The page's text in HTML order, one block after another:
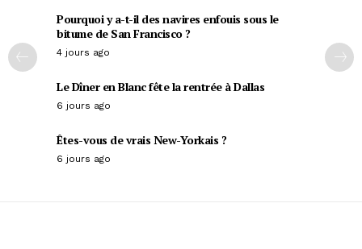
Pourquoi y a-t-il des navires enfouis sous le
bitume de San Francisco ?
4 jours ago
Le Dîner en Blanc fête la rentrée à Dallas
6 jours ago
Êtes-vous de vrais New-Yorkais ?
6 jours ago